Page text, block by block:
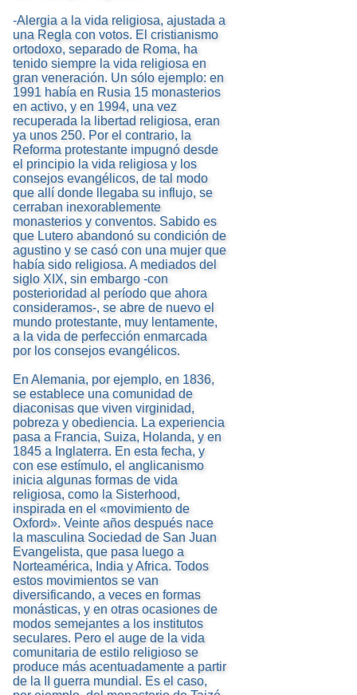
-Alergia a la vida religiosa, ajustada a
una Regla con votos. El cristianismo
ortodoxo, separado de Roma, ha
tenido siempre la vida religiosa en
gran veneración. Un sólo ejemplo: en
1991 había en Rusia 15 monasterios
en activo, y en 1994, una vez
recuperada la libertad religiosa, eran
ya unos 250. Por el contrario, la
Reforma protestante impugnó desde
el principio la vida religiosa y los
consejos evangélicos, de tal modo
que allí donde llegaba su influjo, se
cerraban inexorablemente
monasterios y conventos. Sabido es
que Lutero abandonó su condición de
agustino y se casó con una mujer que
había sido religiosa. A mediados del
siglo XIX, sin embargo -con
posterioridad al período que ahora
consideramos-, se abre de nuevo el
mundo protestante, muy lentamente,
a la vida de perfección enmarcada
por los consejos evangélicos.
En Alemania, por ejemplo, en 1836,
se establece una comunidad de
diaconisas que viven virginidad,
pobreza y obediencia. La experiencia
pasa a Francia, Suiza, Holanda, y en
1845 a Inglaterra. En esta fecha, y
con ese estímulo, el anglicanismo
inicia algunas formas de vida
religiosa, como la Sisterhood,
inspirada en el «movimiento de
Oxford». Veinte años después nace
la masculina Sociedad de San Juan
Evangelista, que pasa luego a
Norteamérica, India y Africa. Todos
estos movimientos se van
diversificando, a veces en formas
monásticas, y en otras ocasiones de
modos semejantes a los institutos
seculares. Pero el auge de la vida
comunitaria de estilo religioso se
produce más acentuadamente a partir
de la II guerra mundial. Es el caso,